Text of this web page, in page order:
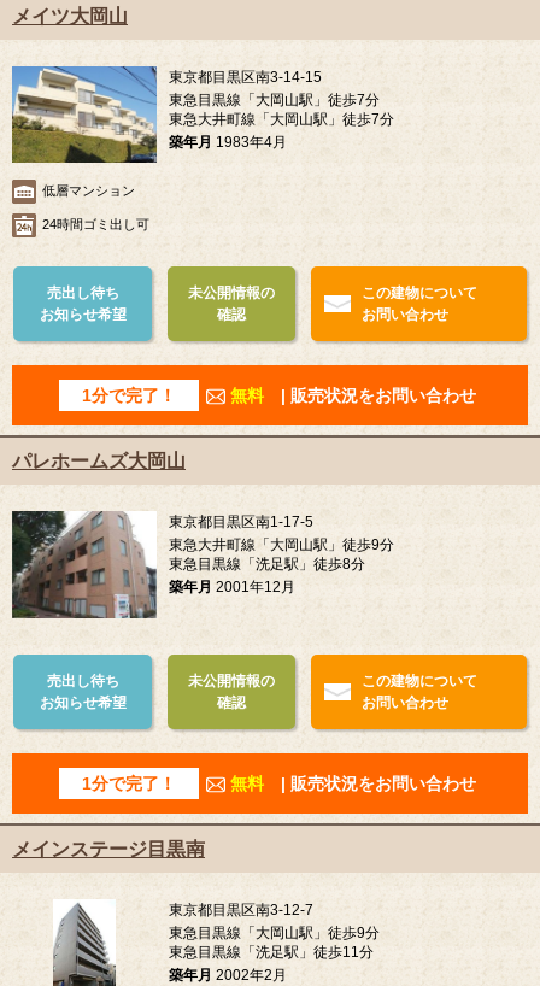
メイツ大岡山
東京都目黒区南3-14-15
東急目黒線「大岡山駅」徒歩7分
東急大井町線「大岡山駅」徒歩7分
築年月 1983年4月
低層マンション
24時間ゴミ出し可
売出し待ち
お知らせ希望
未公開情報の
確認
この建物について
お問い合わせ
1分で完了！ 無料 | 販売状況をお問い合わせ
パレホームズ大岡山
東京都目黒区南1-17-5
東急大井町線「大岡山駅」徒歩9分
東急目黒線「洗足駅」徒歩8分
築年月 2001年12月
売出し待ち
お知らせ希望
未公開情報の
確認
この建物について
お問い合わせ
1分で完了！ 無料 | 販売状況をお問い合わせ
メインステージ目黒南
東京都目黒区南3-12-7
東急目黒線「大岡山駅」徒歩9分
東急目黒線「洗足駅」徒歩11分
築年月 2002年2月